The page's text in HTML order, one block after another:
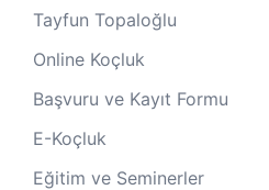
Tayfun Topaloğlu
Online Koçluk
Başvuru ve Kayıt Formu
E-Koçluk
Eğitim ve Seminerler